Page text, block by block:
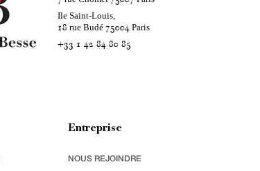
Ile Saint-Louis,
18 rue Budé 75004Paris
+33 1 42 84 80 85
Entreprise
NOUS REJOINDRE